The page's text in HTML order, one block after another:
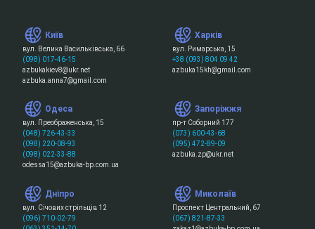
Київ
вул. Велика Васильківська, 66
(098) 017-46-15
azbukakiev8@ukr.net
azbuka.anna7@gmail.com
Харків
вул. Римарська, 15
+38 (093) 804 09 42
azbuka15kh@gmail.com
Одеса
вул. Преображенська, 15
(048) 726-43-33
(098) 220-08-93
(098) 022-33-88
odessa15@azbuka-bp.com.ua
Запоріжжя
пр-т Соборний 177
(073) 600-43-68
(095) 472-89-09
azbuka.zp@ukr.net
Дніпро
вул. Січових стрільців 12
(096) 710-02-79
Миколаїв
Проспект Центральний, 67
(067) 821-87-33